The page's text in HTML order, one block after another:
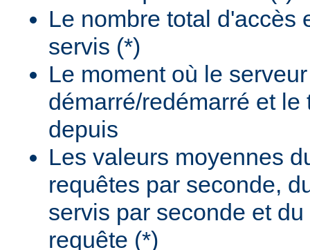
Le nombre total d'accès
servis (*)
Le moment où le
démarré/redémarré et le
depuis
Les valeurs moyennes
requêtes par seconde,
servis par seconde et
requête (*)